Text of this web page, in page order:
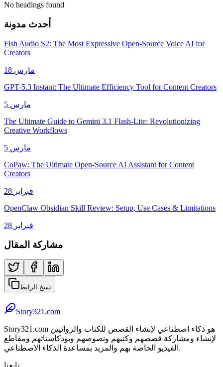
No headings found
أحدث مدونة
Fish Audio S2: The Most Expressive Open-Source Voice AI for
Creators
18 مارس
GPT-5.3 Instant: The Ultimate Efficiency Tool for Content Creators
5 مارس
The Ultimate Guide to Gemini 3.1 Flash-Lite: Revolutionizing
Creative Workflows
5 مارس
CoPaw: The Ultimate Open-Source AI Assistant for Content
Creators
28 فبراير
OpenClaw Obsidian Skill Review: Setup, Use Cases & Limitations
28 فبراير
مشاركة المقال
نسخ الرابط
Story321.com
Story321.com هو ذكاء اصطناعي لإنشاء القصص للكتاب والروائيين
لإنشاء ومشاركة قصصهم وكتبهم ونصوصهم وبودكاستاتهم ومقاطع
الفيديو الخاصة بهم والمزيد بمساعدة الذكاء الاصطناعي.